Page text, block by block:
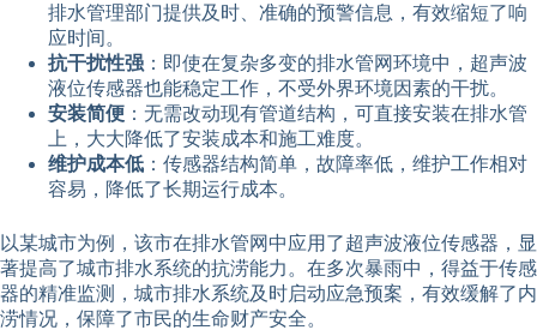
排水管理部门提供及时、准确的预警信息，有效缩短了响
应时间。
抗干扰性强 ：即使在复杂多变的排水管网环境中，超声波
液位传感器也能稳定工作，不受外界环境因素的干扰。
安装简便 ：无需改动现有管道结构，可直接安装在排水管
上，大大降低了安装成本和施工难度。
维护成本低 ：传感器结构简单，故障率低，维护工作相对
容易，降低了长期运行成本。
以某城市为例，该市在排水管网中应用了超声波液位传感器，显
著提高了城市排水系统的抗涝能力。在多次暴雨中，得益于传感
器的精准监测，城市排水系统及时启动应急预案，有效缓解了内
涝情况，保障了市民的生命财产安全。